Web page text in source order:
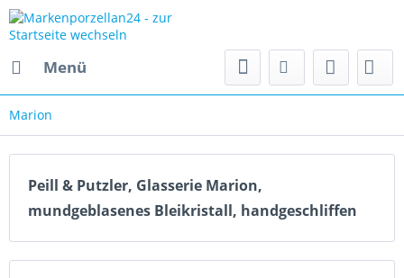
Menü
Marion
Peill & Putzler, Glasserie Marion,
mundgeblasenes Bleikristall, handgeschliffen